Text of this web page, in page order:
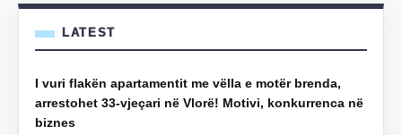
LATEST
I vuri flakën apartamentit me vëlla e motër brenda,
arrestohet 33-vjeçari në Vlorë! Motivi, konkurrenca në
biznes